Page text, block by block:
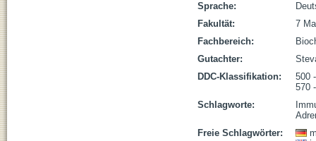
Sprache:
Fakultät:
7
Fachbereich:
Gutachter:
DDC-Klassifikation:
500
570
Schlagworte:
Freie Schlagwörter: